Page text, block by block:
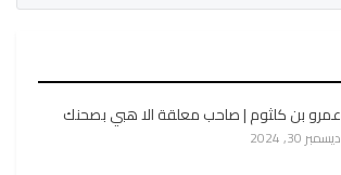
عمرو بن كلثوم | صاحب معلقة الا هبي بصحنك
ديسمبر 30, 2024